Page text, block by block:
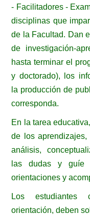
- Facilitadores -
disciplinas que
de la Facultad. Dan
de investigación-
hasta terminar el
y doctorado), los
la producción de
corresponda.
En la tarea
de los
análisis,
las dudas y guíe
orientaciones y
Los estudiantes
orientación, deben